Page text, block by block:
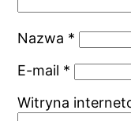
Nazwa *
E-mail *
Witryna